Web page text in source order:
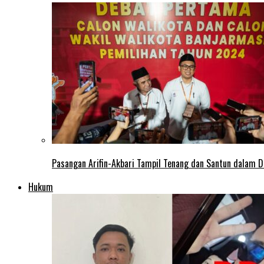
Pasangan Arifin-Akbari Tampil Tenang dan Santun dalam
Hukum